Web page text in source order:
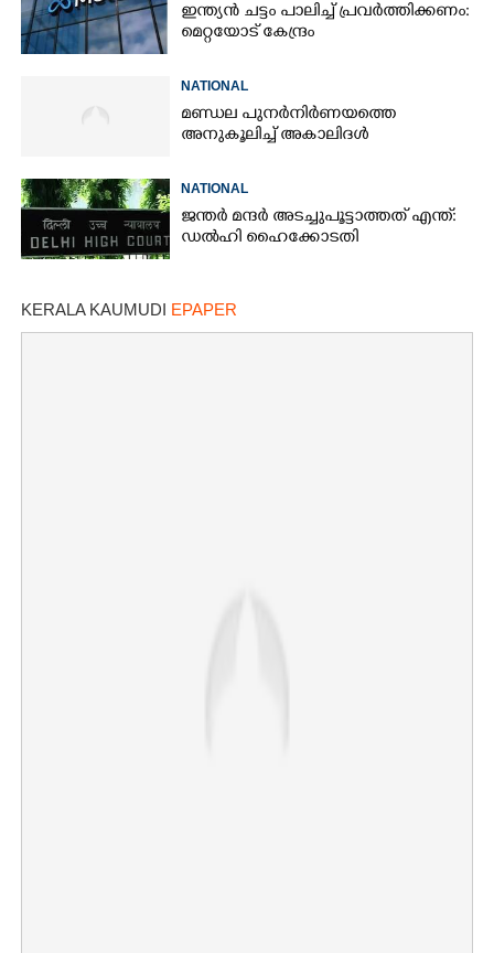
ഇന്ത്യൻ ചട്ടം പാലിച്ച് പ്രവർത്തിക്കണം:
മെറ്റയോട് കേന്ദ്രം
NATIONAL
മണ്ഡല പുനർനിർണയത്തെ
അനുകൂലിച്ച് അകാലിദൾ
NATIONAL
ജന്ത‌‌ർ മന്ദർ അടച്ചുപൂട്ടാത്തത് എന്ത്:
ഡൽഹി ഹൈക്കോടതി
KERALA KAUMUDI EPAPER